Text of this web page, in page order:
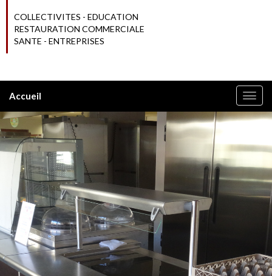
COLLECTIVITES - EDUCATION
RESTAURATION COMMERCIALE
SANTE - ENTREPRISES
Accueil